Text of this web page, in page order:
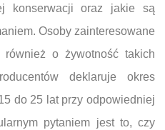
konserwacji oraz jakie są
Osoby zainteresowane
o żywotność takich
deklaruje okres
do 25 lat przy odpowiedniej
pytaniem jest to, czy